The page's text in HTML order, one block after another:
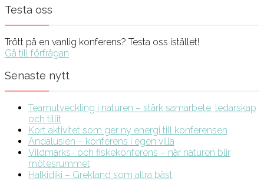
Testa oss
Trött på en vanlig konferens? Testa oss istället!
Gå till förfrågan
Senaste nytt
Teamutveckling i naturen – stärk samarbete, ledarskap
och tillit
Kort aktivitet som ger ny energi till konferensen
Andalusien – konferens i egen villa
Vildmarks- och fiskekonferens – när naturen blir
mötesrummet
Halkidiki – Grekland som allra bäst